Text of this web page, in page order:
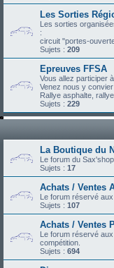
Les Sorties
Les sorties
:
circuit "portes-
Sujets : 209
Epreuves FFSA
Vous allez participer
Venez nous y convier
Rallye asphalte,
Sujets : 229
La Boutique du
Le forum du
Sujets : 17
Achats / Ventes
Le forum réservé
Sujets : 107
Achats / Ventes
Le forum réservé
compétition.
Sujets : 694